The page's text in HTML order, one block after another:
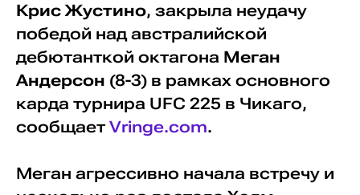
Крис Жустино, закрыла неудачу
победой над австралийской
дебютанткой октагона Меган
Андерсон (8-3) в рамках основного
карда турнира UFC 225 в Чикаго,
сообщает Vringe.com.
Меган агрессивно начала встречу и